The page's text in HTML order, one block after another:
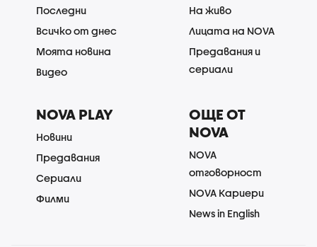
Последни
Всичко от днес
Моята новина
Видео
На живо
Лицата на NOVA
Предавания и
сериали
NOVA PLAY
Новини
Предавания
Сериали
Филми
ОЩЕ ОТ
NOVA
NOVA
отговорност
NOVA Кариери
News in English